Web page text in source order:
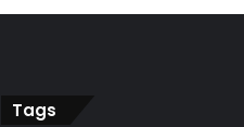
Tags